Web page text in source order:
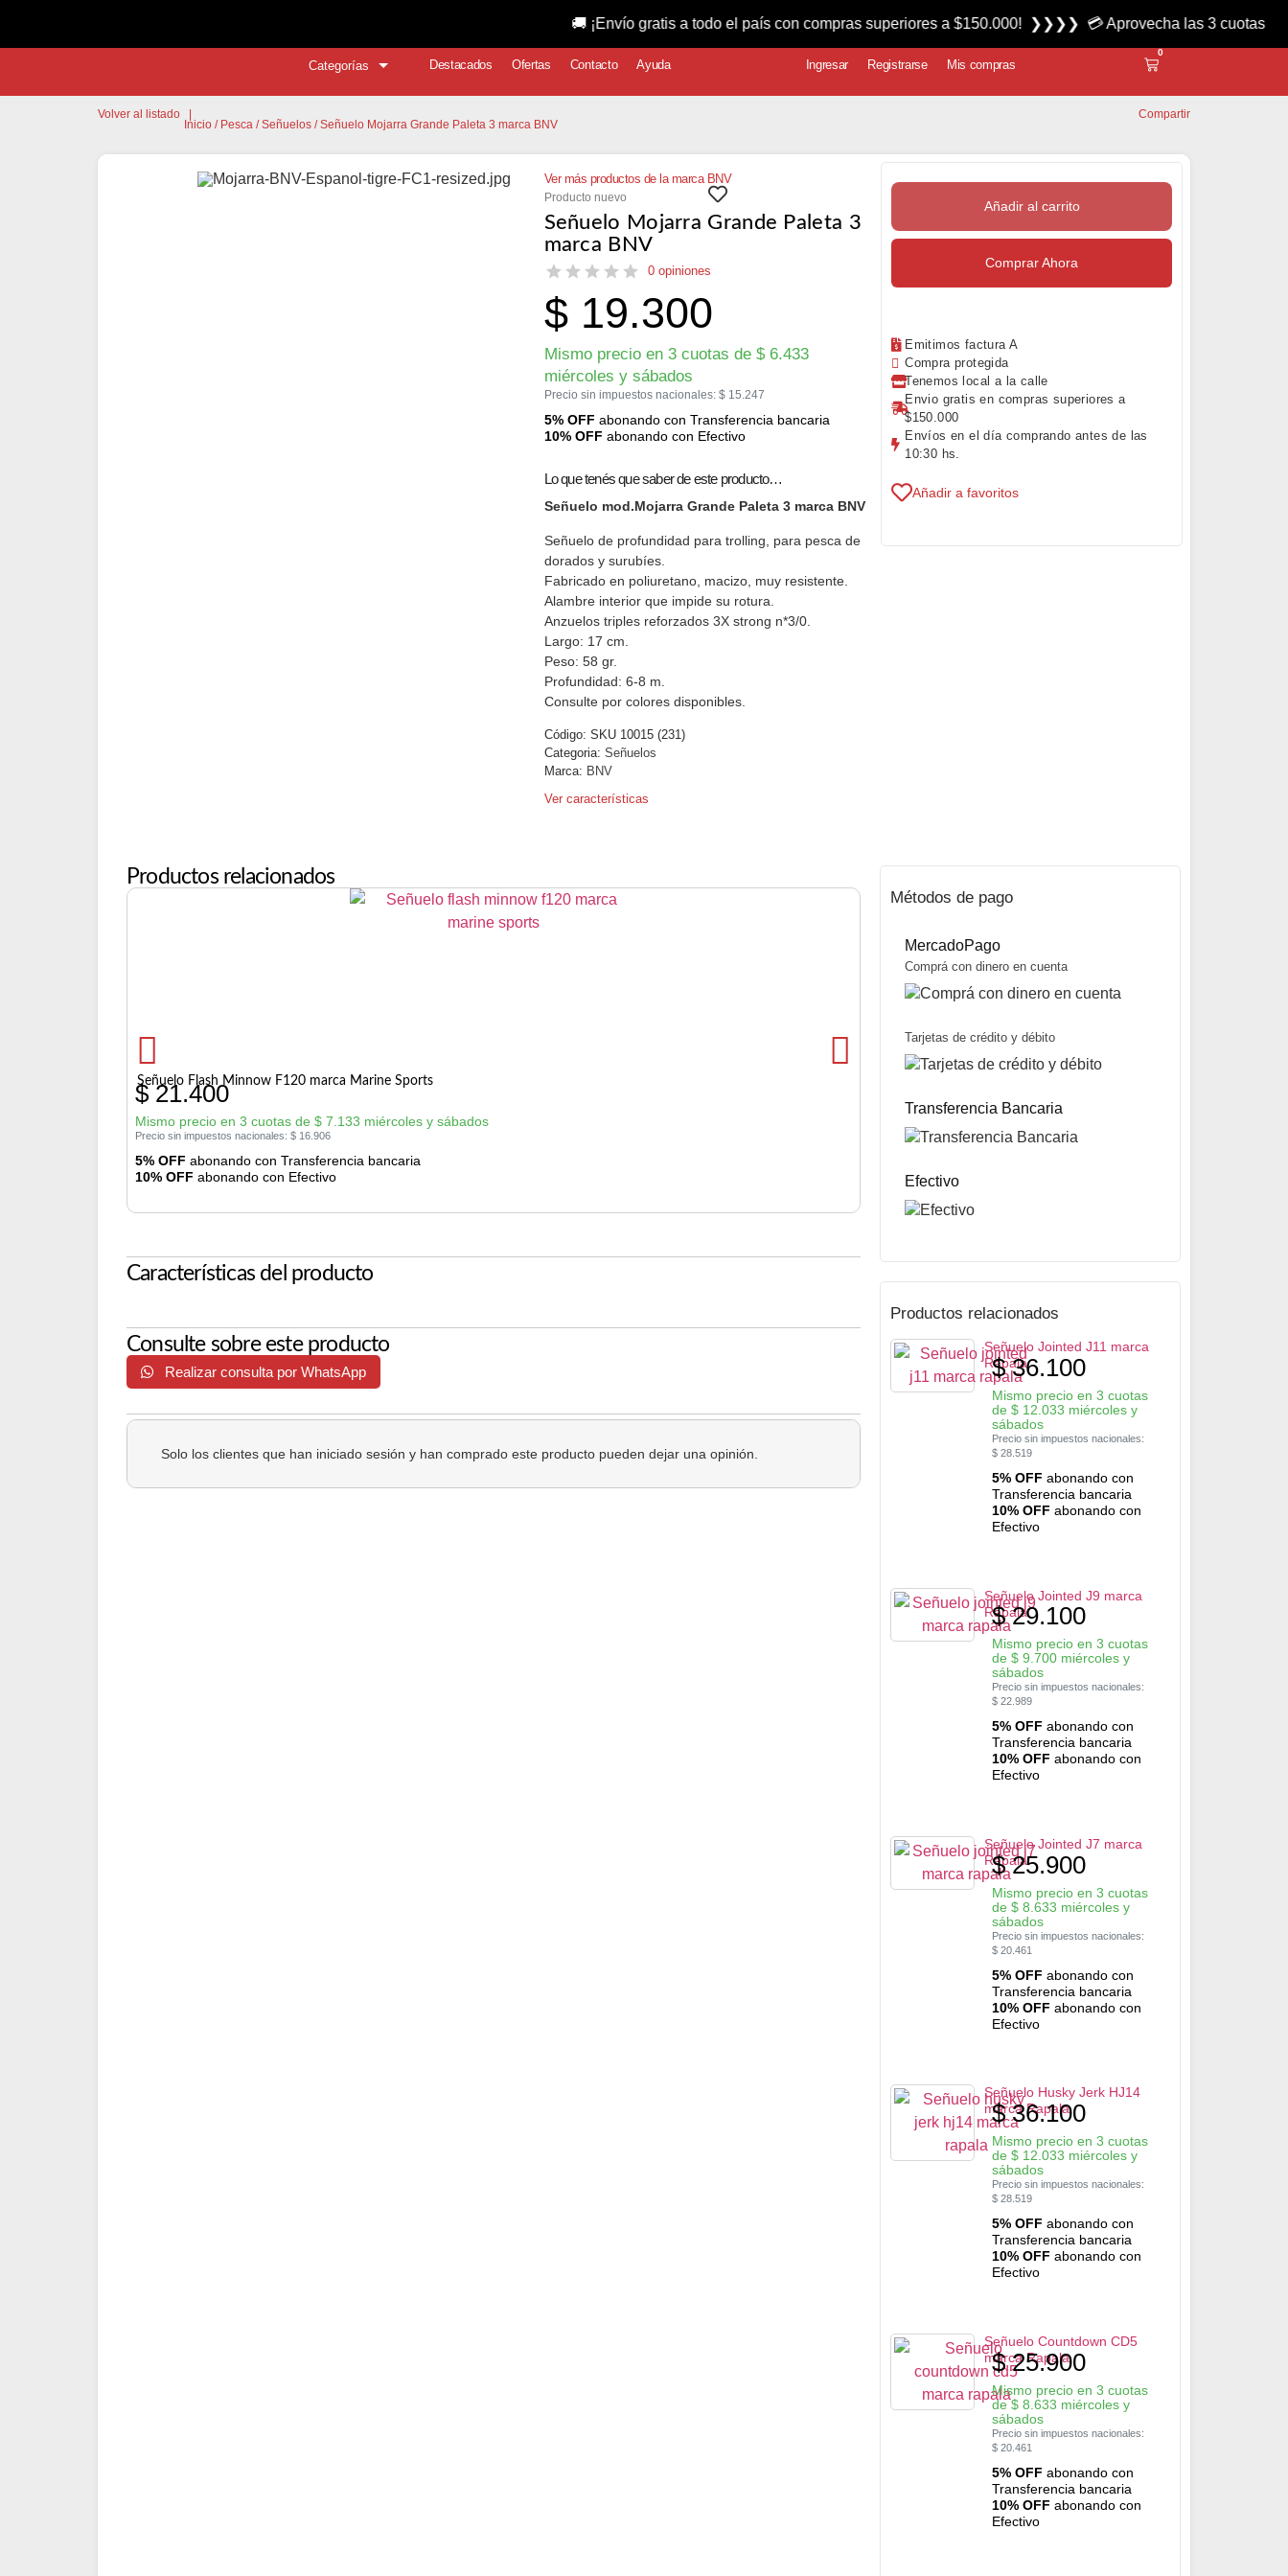
Categorías Destacados Ofertas Contacto Ayuda Ingresar Registrarse Mis compras
0
Volver al listado
Inicio / Pesca /Señuelos / Señuelo Mojarra Grande Paleta 3 marca BNV
Compartir
Ver más productos de la marca BNV
Producto nuevo
Señuelo Mojarra Grande Paleta 3
marca BNV
0 opiniones
$19.300
Mismo precio en 3 cuotas de $6.433
miércoles y sábados
Precio sin impuestos nacionales: $15.247
5% OFF abonando con Transferencia bancaria
10% OFF abonando con Efectivo
Lo que tenés que saber de este producto…
Señuelo mod.Mojarra Grande Paleta 3 marca BNV
Señuelo de profundidad para trolling, para pesca de
dorados y surubíes.
Fabricado en poliuretano, macizo, muy resistente.
Alambre interior que impide su rotura.
Anzuelos triples reforzados 3X strong n*3/0.
Largo: 17 cm.
Peso: 58 gr.
Profundidad: 6-8 m.
Consulte por colores disponibles.
Código: SKU 10015 (231)
Categoria: Señuelos
Marca: BNV
Ver características
Añadir al carrito
Comprar Ahora
Emitimos factura A
Compra protegida
Tenemos local a la calle
Envio gratis en compras superiores a
$150.000
Envíos en el día comprando antes de las
10:30 hs.
Añadir a favoritos
Productos relacionados
Señuelo Flash Minnow F120 marca Marine Sports
$21.400
Mismo precio en 3 cuotas de $ 7.133 miércoles y sábados
Precio sin impuestos nacionales: $ 16.906
5% OFF abonando con Transferencia bancaria
10% OFF abonando con Efectivo
Características del producto
Consulte sobre este producto
Realizar consulta por WhatsApp
Solo los clientes que han iniciado sesión y han comprado este producto pueden dejar una opinión.
Métodos de pago
MercadoPago
Comprá con dinero en cuenta
Tarjetas de crédito y débito
Transferencia Bancaria
Efectivo
Productos relacionados
Señuelo Jointed J11 marca
Rapala
$36.100
Mismo precio en 3 cuotas
de $12.033 miércoles y
sábados
Precio sin impuestos nacionales:
$28.519
5% OFF abonando con
Transferencia bancaria
10% OFF abonando con
Efectivo
Señuelo Jointed J9 marca
Rapala
$29.100
Mismo precio en 3 cuotas
de $9.700miércoles y
sábados
Precio sin impuestos nacionales:
$22.989
5% OFF abonando con
Transferencia bancaria
10% OFF abonando con
Efectivo
Señuelo Jointed J7 marca
Rapala
$25.900
Mismo precio en 3 cuotas
de $8.633 miércoles y
sábados
Precio sin impuestos nacionales:
$20.461
5% OFF abonando con
Transferencia bancaria
10% OFF abonando con
Efectivo
Señuelo Husky Jerk HJ14
marca Rapala
$36.100
Mismo precio en 3 cuotas
de $12.033 miércoles y
sábados
Precio sin impuestos nacionales:
$28.519
5% OFF abonando con
Transferencia bancaria
10% OFF abonando con
Efectivo
Señuelo Countdown CD5
marca Rapala
$25.900
Mismo precio en 3 cuotas
de$8.633 miércoles y
sábados
Precio sin impuestos nacionales:
$20.461
5% OFF abonando con
Transferencia bancaria
10% OFF abonando con
Efectivo
🚚 ¡Envío gratis a todo el país con compras superiores a $150.000! ❯❯❯❯ 💳 Aprovecha las 3 cuotas sin interés